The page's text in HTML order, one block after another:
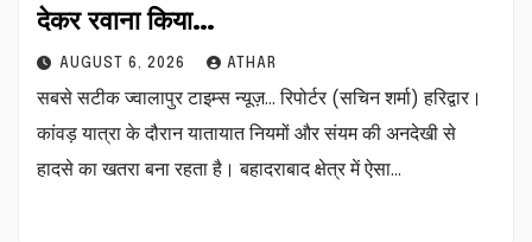
देकर रवाना किया…
AUGUST 6, 2026 ATHAR
सबसे सटीक ज्वालापुर टाइम्स न्यूज़… रिपोर्टर (सचिन शर्मा) हरिद्वार।
कांवड़ यात्रा के दौरान यातायात नियमों और संयम की अनदेखी से
हादसे का खतरा बना रहता है। बहादराबाद क्षेत्र में ऐसा…